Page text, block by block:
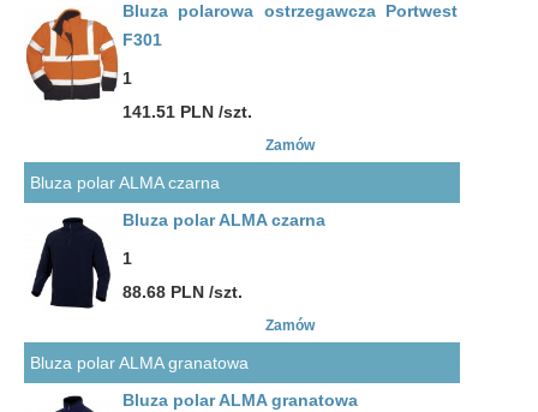
Bluza polarowa ostrzegawcza Portwest
F301
1
141.51 PLN /szt.
Zamów
Bluza polar ALMA czarna
Bluza polar ALMA czarna
1
88.68 PLN /szt.
Zamów
Bluza polar ALMA granatowa
Bluza polar ALMA granatowa